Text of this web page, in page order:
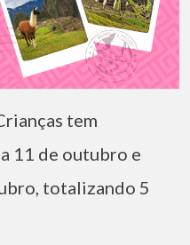
tem
11 de outubro e
totalizando 5